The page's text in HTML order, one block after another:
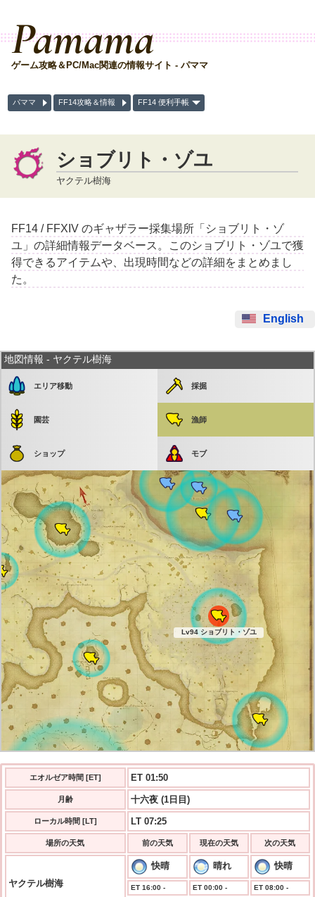
Pamama
ゲーム攻略＆PC/Mac関連の情報サイト - パママ
パママ FF14攻略＆情報 FF14 便利手帳
ショブリト・ゾユ
ヤクテル樹海
FF14 / FFXIV のギャザラー採集場所「ショブリト・ゾ
ユ」の詳細情報データベース。このショブリト・ゾユで獲
得できるアイテムや、出現時間などの詳細をまとめまし
た。
English
地図情報 - ヤクテル樹海
エリア移動 採掘
園芸 漁師
ショップ モブ
Lv94 ショブリト・ゾユ
エオルゼア時間 [ET] ET 01:50
月齢 十六夜 (1日目)
ローカル時間 [LT] LT 07:25
場所の天気 前の天気 現在の天気 次の天気
ヤクテル樹海
快晴 晴れ 快晴
ET 16:00 - ET 00:00 - ET 08:00 -